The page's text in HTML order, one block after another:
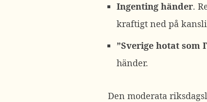
Ingenting händer.
kraftigt ned på
”Sverige hotat som
händer.
Den moderata